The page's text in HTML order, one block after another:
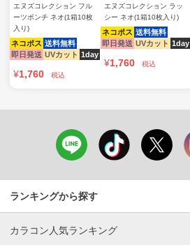
エヌズコレクション フル
ーツポンチ ネオ(1箱10枚
入り)
ネコポス 送料無料
即日発送 UVカット 1day
¥1,760 税込
エヌズコレクション ラッ
シー ネオ(1箱10枚入り)
ネコポス 送料無料
即日発送 UVカット 1day
¥1,760 税込
ランキングから探す
カラコン人気ランキング